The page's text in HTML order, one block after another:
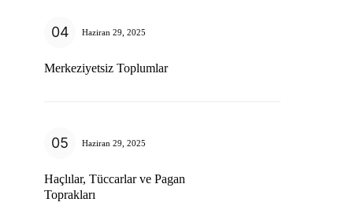
Haziran 29, 2025
Merkeziyetsiz Toplumlar
Haziran 29, 2025
Haçlılar, Tüccarlar ve Pagan
Toprakları